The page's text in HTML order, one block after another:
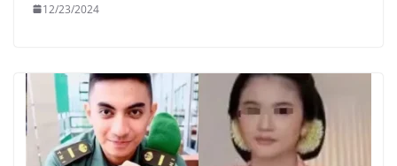
12/23/2024